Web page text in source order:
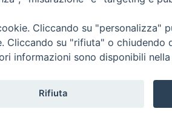
Cliccando su "personalizza"
su "rifiuta" o chiudendo
informazioni sono disponibili nella
Rifiuta